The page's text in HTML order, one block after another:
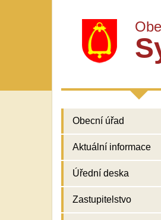
Obecní úřad
Aktuální informace
Úřední deska
Zastupitelstvo